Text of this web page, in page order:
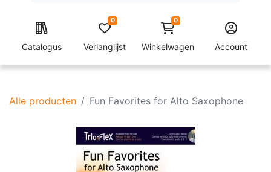
Catalogus Verlanglijst
0 0
Winkelwagen Account
Alle producten Fun Favorites for Alto Saxophone